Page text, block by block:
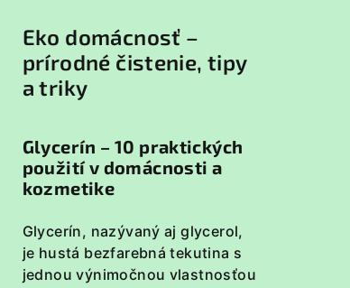
Eko domácnosť –
prírodné čistenie, tipy
a triky
Glycerín – 10 praktických
použití v domácnosti a
kozmetike
Glycerín, nazývaný aj glycerol,
je hustá bezfarebná tekutina s
jednou výnimočnou vlastnosťou